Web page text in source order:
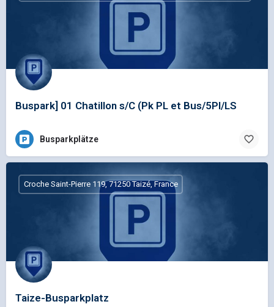
Buspark] 01 Chatillon s/C (Pk PL et Bus/5Pl/LS
Busparkplätze
Taize-Busparkplatz
Croche Saint-Pierre 119, 71250 Taizé, France